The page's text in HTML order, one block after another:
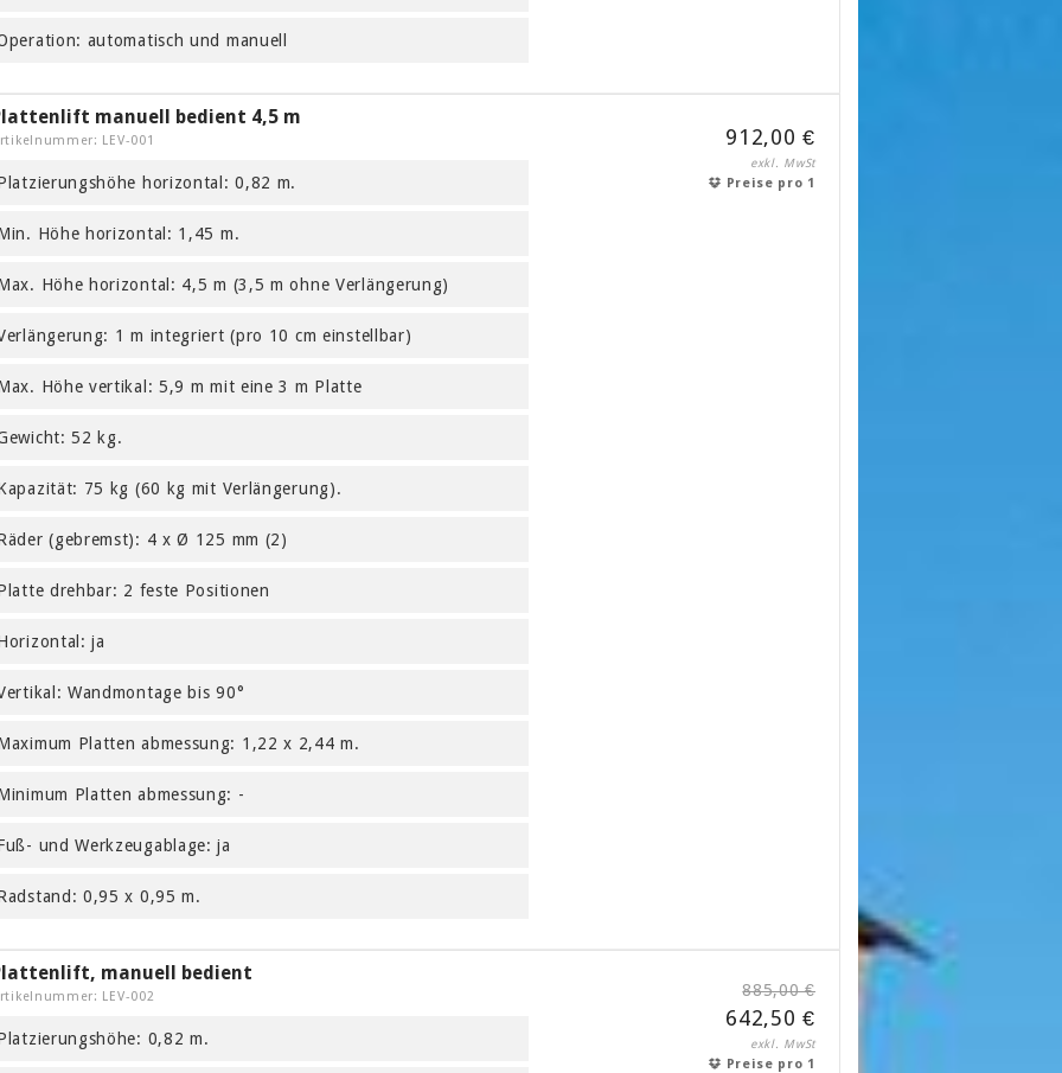
automatisch und manuell
manuell bedient 4,5 m
LEV-001
horizontal: 0,82 m.
Höhe horizontal: 1,45 m.
Höhe horizontal: 4,5 m (3,5 m ohne Verlängerung)
1 m integriert (pro 10 cm einstellbar)
Höhe vertikal: 5,9 m mit eine 3 m Platte
52 kg.
75 kg (60 kg mit Verlängerung).
(gebremst): 4 x Ø 125 mm (2)
drehbar: 2 feste Positionen
ja
Wandmontage bis 90°
Platten abmessung: 1,22 x 2,44 m.
Platten abmessung: -
und Werkzeugablage: ja
0,95 x 0,95 m.
912,00 €
exkl. MwSt
Preise pro 1
manuell bedient
LEV-002
0,82 m.
885,00 €
642,50 €
exkl. MwSt
Preise pro 1